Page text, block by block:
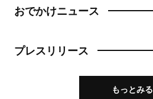
おでかけニュース
プレスリリース
もっとみる